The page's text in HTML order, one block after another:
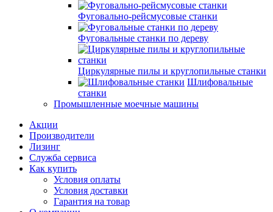
Фуговально-рейсмусовые станки
Фуговальные станки по дереву
Циркулярные пилы и круглопильные станки
Шлифовальные
станки
Промышленные моечные машины
Акции
Производители
Лизинг
Служба сервиса
Как купить
Условия оплаты
Условия доставки
Гарантия на товар